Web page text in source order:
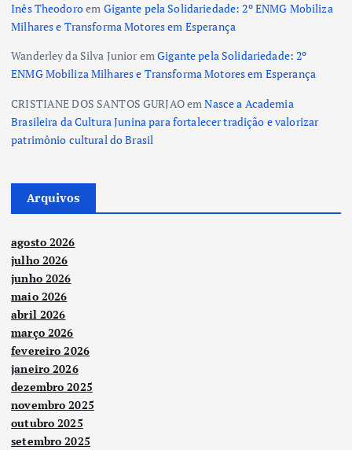
Inês Theodoroem Gigante pela Solidariedade: 2º ENMG Mobiliza
Milhares e Transforma Motores em Esperança
Wanderley da Silva JunioremGigante pela Solidariedade: 2º
ENMG Mobiliza Milhares e Transforma Motores em Esperança
CRISTIANE DOS SANTOS GURJAOemNasce a Academia
Brasileira da Cultura Junina para fortalecer tradição e valorizar
patrimônio cultural do Brasil
Arquivos
agosto 2026
julho 2026
junho 2026
maio 2026
abril 2026
março 2026
fevereiro 2026
janeiro 2026
dezembro 2025
novembro 2025
outubro 2025
setembro 2025